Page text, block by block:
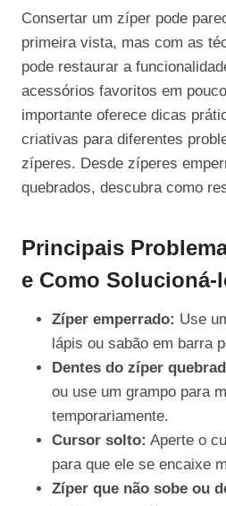
Consertar um zíper pode
primeira vista, mas com as
pode restaurar a
acessórios favoritos em
importante oferece dicas
criativas para diferentes
zíperes. Desde zíperes
quebrados, descubra como
Principais
e Como Solucioná-
Zíper emperrado: Use
lápis ou sabão em barra
Dentes do zíper
ou use um grampo para
temporariamente.
Cursor solto: Aperte o
para que ele se encaixe
Zíper que não sobe ou